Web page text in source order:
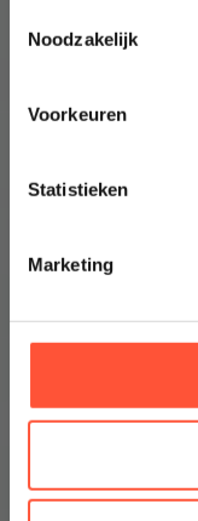
Noodzakelijk
Voorkeuren
Statistieken
Marketing